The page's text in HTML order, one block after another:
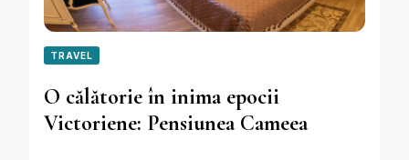
TRAVEL
O călătorie în inima epocii
Victoriene: Pensiunea Cameea